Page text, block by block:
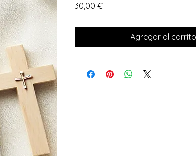
30,00 €Precio
Agregar al carrito